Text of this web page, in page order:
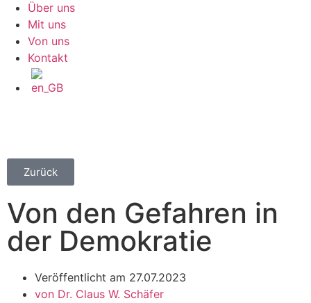
Über uns
Mit uns
Von uns
Kontakt
Zurück
Von den Gefahren in
der Demokratie
Veröffentlicht am 27.07.2023
von Dr. Claus W. Schäfer